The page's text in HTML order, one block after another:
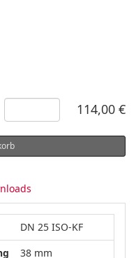
114,00 €
DN 25 ISO-KF
38 mm